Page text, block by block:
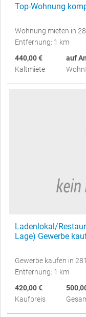
Top-Wohnung
Wohnung mieten in
Entfernung: 1 km
440,00 €
Kaltmiete
auf
Ladenlokal/
Lage) Gewerbe
Gewerbe kaufen in
Entfernung: 1 km
420,00 €
Kaufpreis